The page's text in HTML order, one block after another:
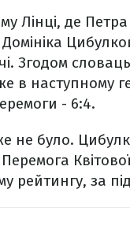
Лінці, де
Згодом
в наступному
- 6:4.
не було.
рейтингу, за